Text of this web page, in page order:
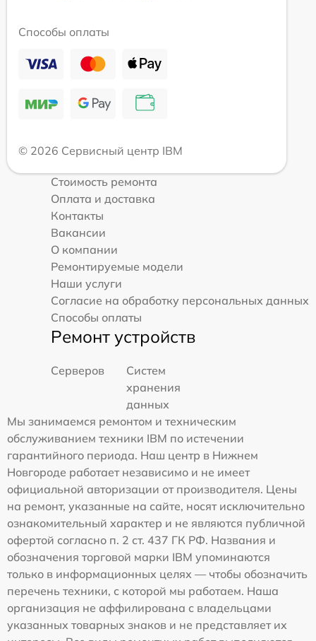
Способы оплаты
© 2026 Сервисный центр IBM
Стоимость ремонта
Оплата и доставка
Контакты
Вакансии
О компании
Ремонтируемые модели
Наши услуги
Согласие на обработку персональных данных
Способы оплаты
Ремонт устройств
Серверов
Систем
хранения
данных
Мы занимаемся ремонтом и техническим
обслуживанием техники IBM по истечении
гарантийного периода. Наш центр в Нижнем
Новгороде работает независимо и не имеет
официальной авторизации от производителя. Цены
на ремонт, указанные на сайте, носят исключительно
ознакомительный характер и не являются публичной
офертой согласно п. 2 ст. 437 ГК РФ. Названия и
обозначения торговой марки IBM упоминаются
только в информационных целях — чтобы обозначить
перечень техники, с которой мы работаем. Наша
организация не аффилирована с владельцами
указанных товарных знаков и не представляет их